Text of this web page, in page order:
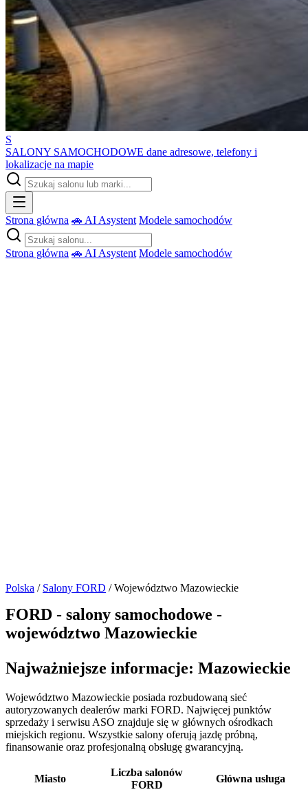
S
SALONY SAMOCHODOWE dane adresowe, telefony i
lokalizacje na mapie
Strona główna 🚗 AI Asystent Modele samochodów
Strona główna 🚗 AI Asystent Modele samochodów
Polska / Salony FORD / Województwo Mazowieckie
FORD - salony samochodowe -
województwo Mazowieckie
Najważniejsze informacje: Mazowieckie
Województwo Mazowieckie posiada rozbudowaną sieć
autoryzowanych dealerów marki FORD. Najwięcej punktów
sprzedaży i serwisu ASO znajduje się w głównych ośrodkach
miejskich regionu. Wszystkie salony oferują jazdę próbną,
finansowanie oraz profesjonalną obsługę gwarancyjną.
Miasto
Liczba salonów
FORD
Główna usługa